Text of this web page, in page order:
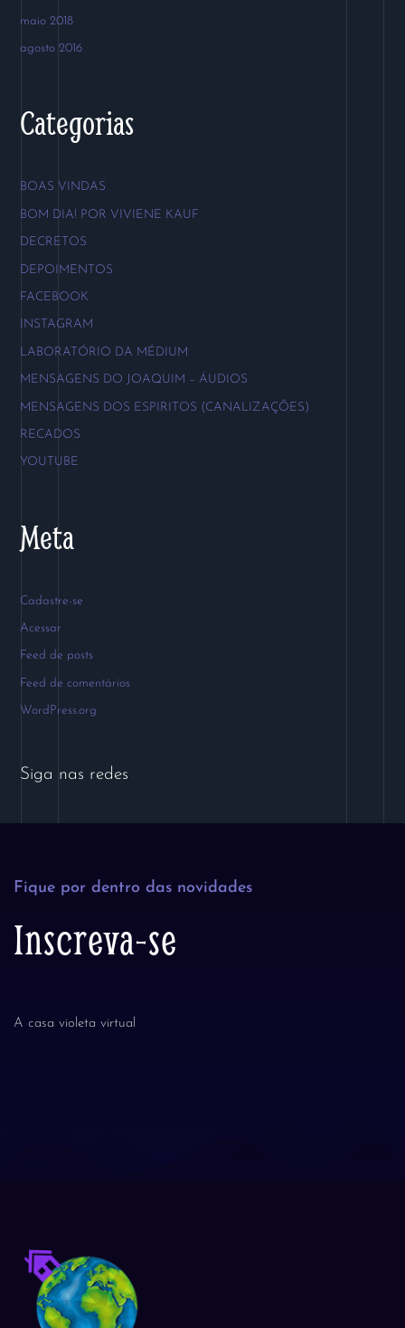
maio 2018
agosto 2016
Categorias
BOAS VINDAS
BOM DIA! POR VIVIENE KAUF
DECRETOS
DEPOIMENTOS
FACEBOOK
INSTAGRAM
LABORATÓRIO DA MÉDIUM
MENSAGENS DO JOAQUIM – ÁUDIOS
MENSAGENS DOS ESPIRITOS (CANALIZAÇÕES)
RECADOS
YOUTUBE
Meta
Cadastre-se
Acessar
Feed de posts
Feed de comentários
WordPress.org
Siga nas redes
Fique por dentro das novidades
Inscreva-se
A casa violeta virtual